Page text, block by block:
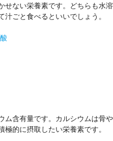
せない栄養素です。どちらも水溶
ごと食べるといいでしょう。
ム含有量です。カルシウムは骨や
的に摂取したい栄養素です。